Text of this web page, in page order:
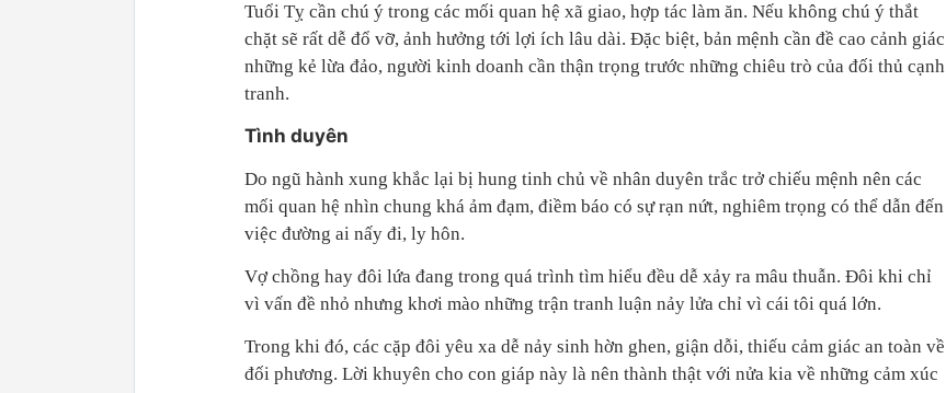
Tuổi Tỵ cần chú ý trong các mối quan hệ xã giao, hợp tác làm ăn. Nếu không chú ý thắt
chặt sẽ rất dễ đổ vỡ, ảnh hưởng tới lợi ích lâu dài. Đặc biệt, bản mệnh cần đề cao cảnh giác
những kẻ lừa đảo, người kinh doanh cần thận trọng trước những chiêu trò của đối thủ cạnh
tranh.
Tình duyên
Do ngũ hành xung khắc lại bị hung tinh chủ về nhân duyên trắc trở chiếu mệnh nên các
mối quan hệ nhìn chung khá ảm đạm, điềm báo có sự rạn nứt, nghiêm trọng có thể dẫn đến
việc đường ai nấy đi, ly hôn.
Vợ chồng hay đôi lứa đang trong quá trình tìm hiểu đều dễ xảy ra mâu thuẫn. Đôi khi chỉ
vì vấn đề nhỏ nhưng khơi mào những trận tranh luận nảy lửa chỉ vì cái tôi quá lớn.
Trong khi đó, các cặp đôi yêu xa dễ nảy sinh hờn ghen, giận dỗi, thiếu cảm giác an toàn về
đối phương. Lời khuyên cho con giáp này là nên thành thật với nửa kia về những cảm xúc